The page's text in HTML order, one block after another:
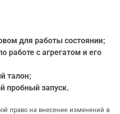
для работы состоянии;
работе с агрегатом и его
талон;
пробный запуск.
право на внесение изменений в